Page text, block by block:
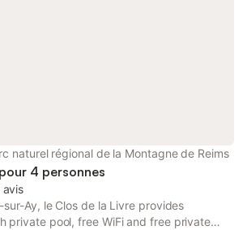
naturel régional de la Montagne de Reims
4 personnes
avis
Ay, le Clos de la Livre provides
private pool, free WiFi and free private